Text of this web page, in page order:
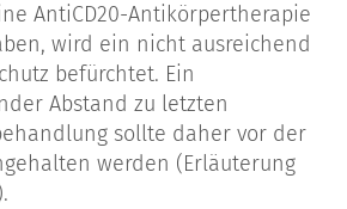
AntiCD20-Antikörpertherapie
wird ein nicht ausreichend
befürchtet. Ein
Abstand zu letzten
sollte daher vor der
werden (Erläuterung